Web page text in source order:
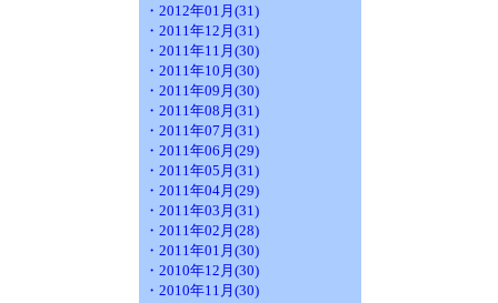
・2012年01月(31)
・2011年12月(31)
・2011年11月(30)
・2011年10月(30)
・2011年09月(30)
・2011年08月(31)
・2011年07月(31)
・2011年06月(29)
・2011年05月(31)
・2011年04月(29)
・2011年03月(31)
・2011年02月(28)
・2011年01月(30)
・2010年12月(30)
・2010年11月(30)